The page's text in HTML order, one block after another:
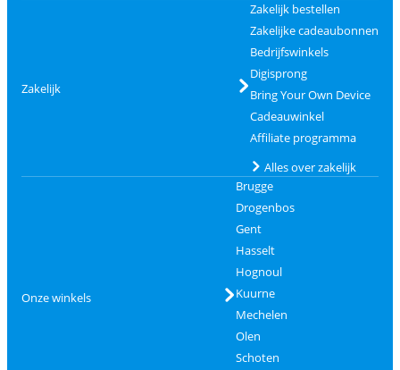
Zakelijk
Zakelijk bestellen
Zakelijke cadeaubonnen
Bedrijfswinkels
Digisprong
Bring Your Own Device
Cadeauwinkel
Affiliate programma
Alles over zakelijk
Onze winkels
Brugge
Drogenbos
Gent
Hasselt
Hognoul
Kuurne
Mechelen
Olen
Schoten